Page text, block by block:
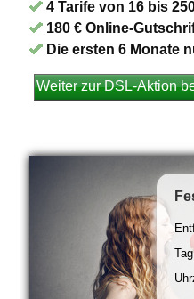
4 Tarife von 16 bis
180 € Online-
Die ersten 6 Monate
Weiter zur DSL-Aktion